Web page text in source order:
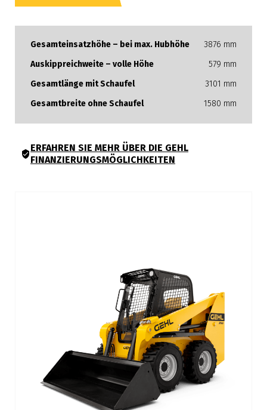
Gesamteinsatzhöhe – bei max. Hubhöhe
3876 mm
Auskippreichweite – volle Höhe
579 mm
Gesamtlänge mit Schaufel
3101 mm
Gesamtbreite ohne Schaufel
1580 mm
ERFAHREN SIE MEHR ÜBER DIE GEHL
FINANZIERUNGSMÖGLICHKEITEN